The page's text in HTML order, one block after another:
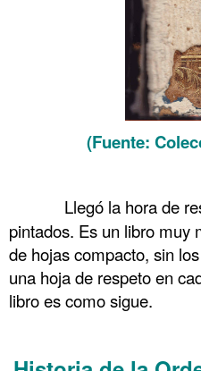
(Fuente:
Llegó la hora de
pintados. Es un libro muy
de hojas compacto, sin
una hoja de respeto en
libro es como sigue.